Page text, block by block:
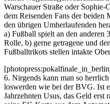
Warschauer Straße oder Sophie-
dem Reisenden Fans der beiden
den übrigen Umherlaufenden
a) Fußball spielt an den anderen
Rolle, b) gerne getragene und
Fußballtrikots stellen intakte
6. Nirgends kann man so
loswerden wie bei der BVG. Ist
Jahrzehnten Usus, das Geld erst